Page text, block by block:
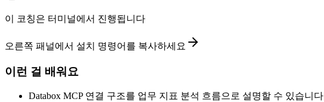
이 코칭은 터미널에서 진행됩니다
오른쪽 패널에서 설치 명령어를 복사하세요
이런 걸 배워요
Databox MCP 연결 구조를 업무 지표 분석 흐름으로 설명할 수 있습니다